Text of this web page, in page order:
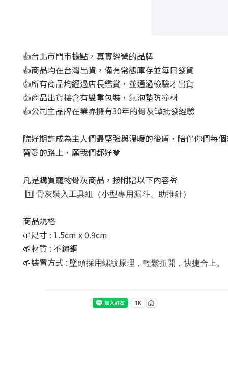
👍台北市門市據點，真實經營的品牌
👍商品均在台灣出貨，備有常態庫存並每日發貨
👍所有商品均經過店長鑑賞，並通過檢驗才出貨
👍商品出貨接含有雙重包裝，氣泡墊防撞材
👍公司主品牌在業界擁有30年的骨灰罈批發經驗
院好期許成為主人們最堅強與溫暖的後盾，陪伴你們每
習愛的路上，願我們都好🧡
凡是購買寵物骨灰商品，接附贈以下內容🎁
1️⃣ 骨灰裝入工具組（小型專用漏斗、助推針）
商品規格
🌱尺寸 : 1.5cm x 0.9cm
🌱材質 : 不鏽鋼
🌱裝置方式 : 墜頭採用螺紋原理，輕鬆扭開，快捷合上。